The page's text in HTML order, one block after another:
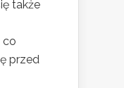
także
co
przed